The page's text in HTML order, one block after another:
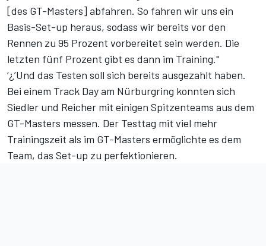
[des GT-Masters] abfahren. So fahren wir uns ein
Basis-Set-up heraus, sodass wir bereits vor den
Rennen zu 95 Prozent vorbereitet sein werden. Die
letzten fünf Prozent gibt es dann im Training."
‘¿’Und das Testen soll sich bereits ausgezahlt haben.
Bei einem Track Day am Nürburgring konnten sich
Siedler und Reicher mit einigen Spitzenteams aus dem
GT-Masters messen. Der Testtag mit viel mehr
Trainingszeit als im GT-Masters ermöglichte es dem
Team, das Set-up zu perfektionieren.